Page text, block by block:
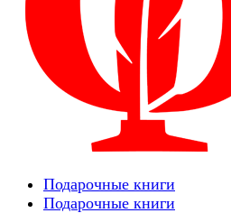
Подарочные книги
Подарочные книги